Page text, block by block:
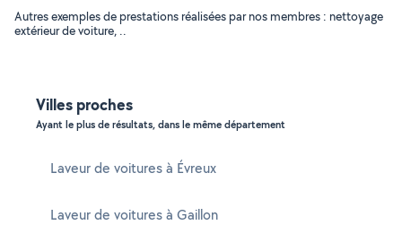
Autres exemples de prestations réalisées par nos membres : nettoyage
extérieur de voiture, ..
Villes proches
Ayant le plus de résultats, dans le même département
Laveur de voitures à Évreux
Laveur de voitures à Gaillon